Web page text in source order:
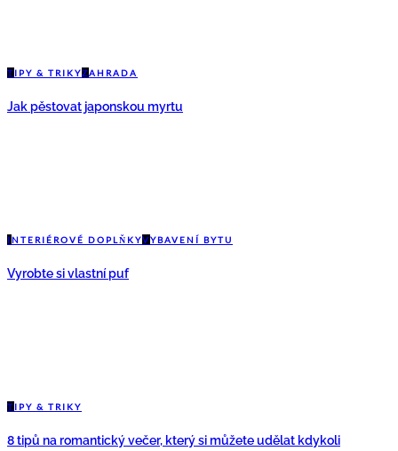
TIPY & TRIKYZAHRADA
Jak pěstovat japonskou myrtu
INTERIÉROVÉ DOPLŇKYVYBAVENÍ BYTU
Vyrobte si vlastní puf
TIPY & TRIKY
8 tipů na romantický večer, který si můžete udělat kdykoli